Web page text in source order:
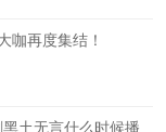
咖再度集结！
土无言什么时候播